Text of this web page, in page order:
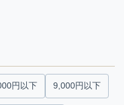
円以下 9,000円以下